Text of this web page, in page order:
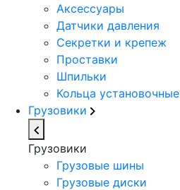
Аксессуары
Датчики давления
Секретки и крепеж
Проставки
Шпильки
Кольца установочные
Грузовики
Грузовики
Грузовые шины
Грузовые диски